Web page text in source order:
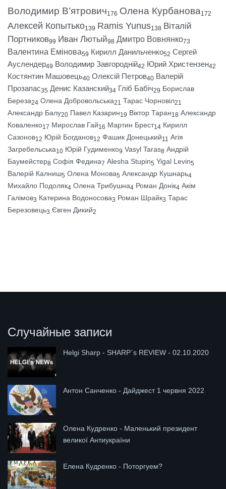
Володимир В’ятрович176 Олена Курбанова172
Алексей Копытько139 Ramis Yunus138 Віталій
Портников99 Иван Лютый98 Дмитро Вовнянко73
Валентина Емінова59 Кирилл Данильченко52 Сергей
Ауслендер49 Володимир Завгородній42 Юрий Христензен42
Костянтин Машовець40 Олексій Петров40 Валерій
Прозапас35 Денис Казанский34 Гліб Бабіч29 Борислав
Береза24 Олена Добровольська21 Тарас Чорновіл21
Александр Балу20 Павел Казарин19 Віктор Таран18 Александр
Коваленко17 Мирослав Гай16 Мартин Брест14 Кирилл
Сазонов12 Юрій Богданов12 Фашик Донецький11 Агія
Загребельська10 Юрій Гудименко9 Vasyl Taras8 Андрій
Баумейстер8 Софія Федина7 Alesha Stupin5 Yigal Levin5
Валерій Калниш5 Олена Монова5 Александр Кушнарь4
Михайло Подоляк4 Олена Трибушна4 Роман Донік4 Акім
Галімов3 Катерина Водоносова3 Роман Шрайк3 Тарас
Березовець3 Євген Дикий2
Случайные записи
Helgi Sharp - SHARP`s REVIEW - 02.10.2020
Антон Санченко - Дайджест 1 червня 2022
Олена Кудренко - Маленький президент
великої Антиукраїни
Елена Кудренко - Поторгуем?